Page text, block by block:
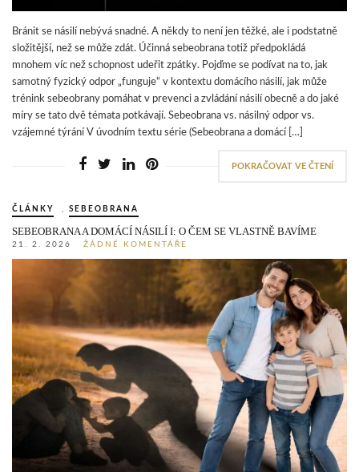
Bránit se násilí nebývá snadné. A někdy to není jen těžké, ale i podstatně
složitější, než se může zdát. Účinná sebeobrana totiž předpokládá
mnohem víc než schopnost udeřit zpátky. Pojďme se podívat na to, jak
samotný fyzický odpor „funguje“ v kontextu domácího násilí, jak může
trénink sebeobrany pomáhat v prevenci a zvládání násilí obecně a do jaké
míry se tato dvě témata potkávají. Sebeobrana vs. násilný odpor vs.
vzájemné týrání V úvodním textu série (Sebeobrana a domácí […]
POKRAČOVAT VE ČTENÍ
ČLÁNKY SEBEOBRANA
SEBEOBRANA A DOMÁCÍ NÁSILÍ I: O ČEM SE VLASTNĚ BAVÍME
21. 2. 2026 ŽÁDNÉ KOMENTÁŘE